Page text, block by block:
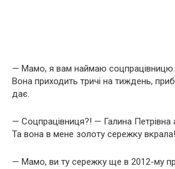
— Мамо, я вам наймаю соцпрацівницю.
Вона приходить тричі на тиждень,
дає.
— Соцпрацівниця?! — Галина Петрівна
Та вона в мене золоту сережку
— Мамо, ви ту сережку ще в 2012-му